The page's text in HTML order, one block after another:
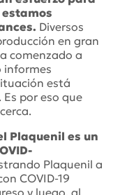
Diversos
en gran
comenzado a
informes
está
por eso que
Plaquenil es un
Plaquenil a
COVID-19
y luego, al